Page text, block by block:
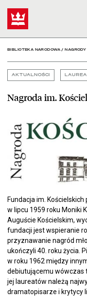
Nagroda
BIBLIOTEKA NARODOWA/NAGRODY
AKTUALNOŚCI
Nagroda im.
Fundacja im.
w lipcu 1959 roku Moniki
Auguście Kościelskim,
fundacji jest wspieranie
przyznawanie nagród
ukończyli 40. roku życia.
w roku 1962 między
debiutującemu wówczas
jej laureatów należą
dramatopisarze i krytycy